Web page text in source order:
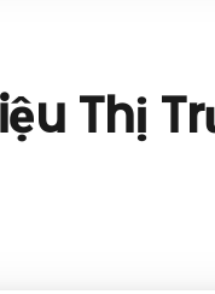
Thị